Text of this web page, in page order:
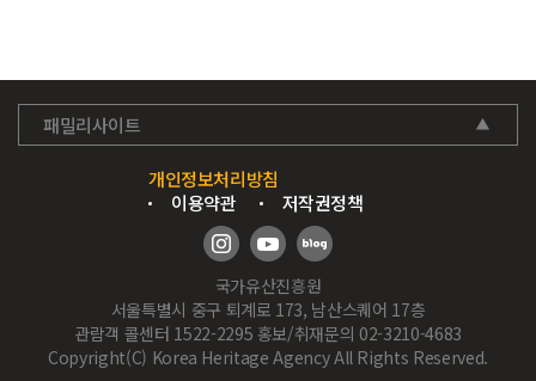
패밀리사이트
개인정보처리방침
이용약관
저작권정책
국가유산진흥원
서울특별시 중구 퇴계로 173, 남산스퀘어 17층
관람객 콜센터 1522-2295 홍보/취재문의 02-3210-4683
Copyright(C) Korea Heritage Agency All Rights Reserved.